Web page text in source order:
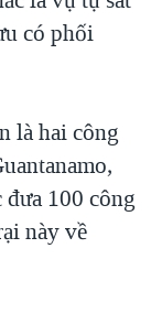
có phối
là hai công
100 công
này về